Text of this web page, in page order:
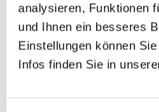
analysieren, Funktionen
und Ihnen ein besseres
Einstellungen können
Infos finden Sie in
Über uns
Kellermeister